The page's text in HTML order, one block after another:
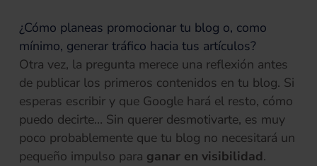
¿Cómo planeas promocionar tu blog o, como
mínimo, generar tráfico hacia tus artículos?
Otra vez, la pregunta merece una reflexión antes
de publicar los primeros contenidos en tu blog. Si
esperas escribir y que Google hará el resto, cómo
puedo decirte… Sin querer desmotivarte, es muy
poco probablemente que tu blog no necesitará un
pequeño impulso para ganar en visibilidad.